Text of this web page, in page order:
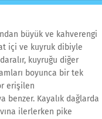
büyük ve kahverengi
içi ve kuyruk dibiyle
kuyruğu diğer
boyunca bir tek
erişilen
Kayalık dağlarda
ilerlerken pike